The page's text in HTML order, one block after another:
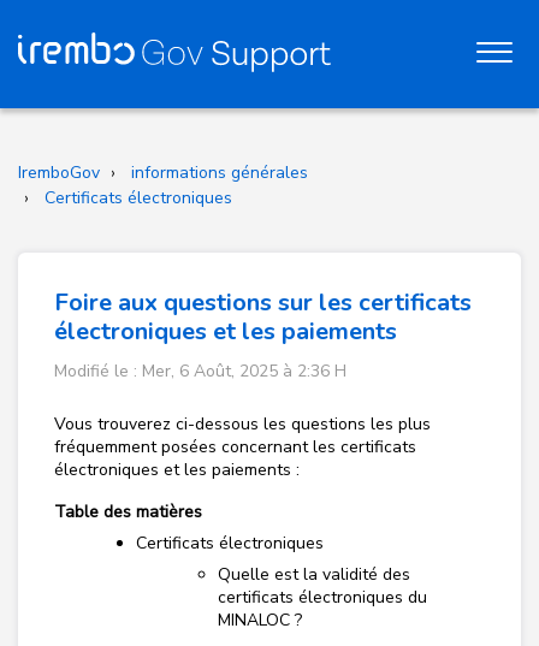
IremboGov
informations générales
Certificats électroniques
Foire aux questions sur les certificats
électroniques et les paiements
Modifié le : Mer, 6 Août, 2025 à 2:36 H
Vous trouverez ci-dessous les questions les plus
fréquemment posées concernant les certificats
électroniques et les paiements :
Table des matières
Certificats électroniques
Quelle est la validité des
certificats électroniques du
MINALOC ?